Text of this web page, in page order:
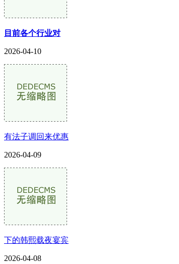
目前各个行业对
2026-04-10
有法子调回来优惠
2026-04-09
下的韩熙载夜宴宾
2026-04-08